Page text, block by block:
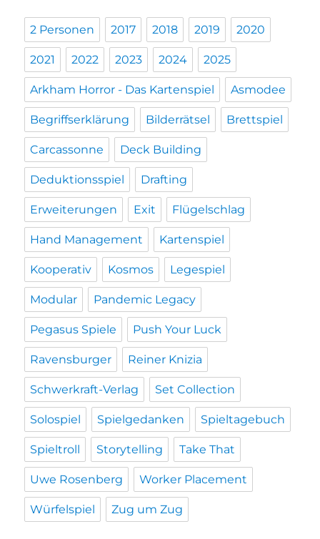
2 Personen 2017 2018 2019 2020
2021 2022 2023 2024 2025
Arkham Horror - Das Kartenspiel Asmodee
Begriffserklärung Bilderrätsel Brettspiel
Carcassonne Deck Building
Deduktionsspiel Drafting
Erweiterungen Exit Flügelschlag
Hand Management Kartenspiel
Kooperativ Kosmos Legespiel
Modular Pandemic Legacy
Pegasus Spiele Push Your Luck
Ravensburger Reiner Knizia
Schwerkraft-Verlag Set Collection
Solospiel Spielgedanken Spieltagebuch
Spieltroll Storytelling Take That
Uwe Rosenberg Worker Placement
Würfelspiel Zug um Zug